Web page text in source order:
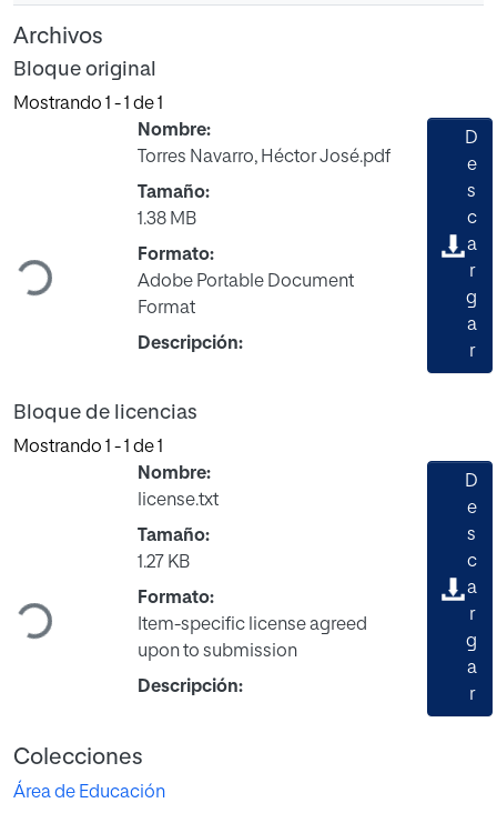
Archivos
Bloque original
Mostrando 1 - 1 de 1
Cargando...
Nombre:
Torres Navarro, Héctor José.pdf
Tamaño:
1.38 MB
Formato:
Adobe Portable Document
Format
Descripción:
D
e
s
c
a
r
g
a
r
Bloque de licencias
Mostrando 1 - 1 de 1
Cargando...
Nombre:
license.txt
Tamaño:
1.27 KB
Formato:
Item-specific license agreed
upon to submission
Descripción:
D
e
s
c
a
r
g
a
r
Colecciones
Área de Educación